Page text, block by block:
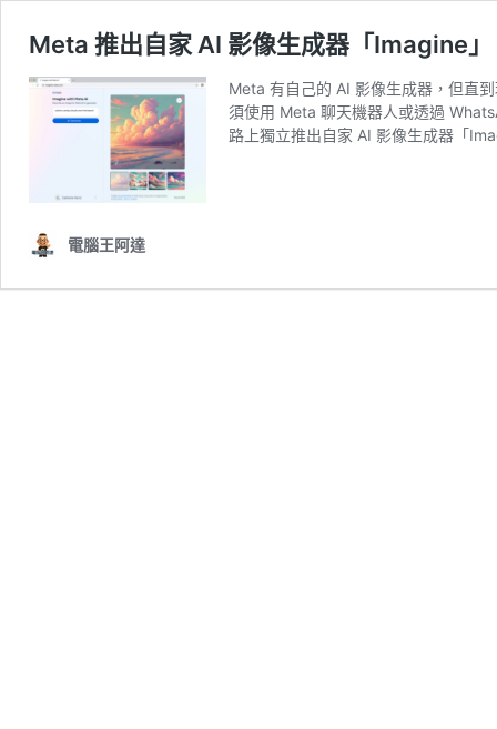
Meta 推出自家 AI 影像生成器「Imagine
Meta 有自己的 AI 影像生成器，但直
須使用 Meta 聊天機器人或透過
路上獨立推出自家 AI 影像生成器「
電腦王阿達